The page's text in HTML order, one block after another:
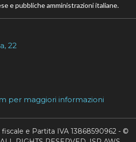
e pubbliche amministrazioni italiane.
22
per maggiori informazioni
e Partita IVA 13868590962 - ©